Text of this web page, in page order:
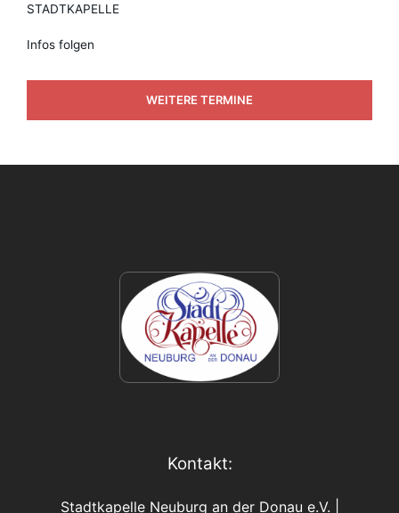
STADTKAPELLE
Infos folgen
WEITERE TERMINE
Kontakt:
Stadtkapelle Neuburg an der Donau e.V. |